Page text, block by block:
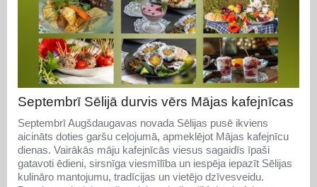
Septembrī Sēlijā durvis vērs Mājas kafejnīcas
Septembrī Augšdaugavas novada Sēlijas pusē ikviens
aicināts doties garšu ceļojumā, apmeklējot Mājas kafejnīcu
dienas. Vairākās māju kafejnīcās viesus sagaidīs īpaši
gatavoti ēdieni, sirsnīga viesmīlība un iespēja iepazīt Sēlijas
kulināro mantojumu, tradīcijas un vietējo dzīvesveidu.